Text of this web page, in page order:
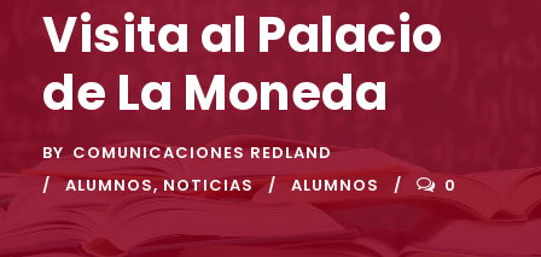
Visita al Palacio
de La Moneda
BY COMUNICACIONES REDLAND
ALUMNOS, NOTICIAS ALUMNOS 0